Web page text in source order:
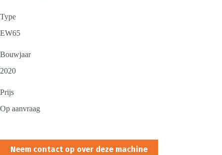
Type
EW65
Bouwjaar
2020
Prijs
Op aanvraag
Neem contact op over deze machine